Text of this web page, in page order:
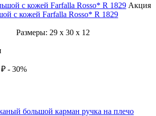
Акция
с кожей Farfalla Rosso* R 1829
Размеры: 29 x 30 x 12
₽ - 30%